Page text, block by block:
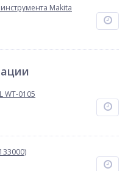
Makita
WT-0105